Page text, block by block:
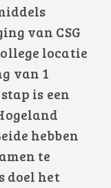
van CSG
locatie
van 1
is een
hebben
te
doel het